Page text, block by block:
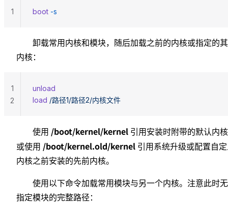
boot -s
1
卸载常用内核和模块，随后加载之前的内核或指定的
内核：
unload
load /路径1/路径2/内核文件
1
2
使用 /boot/kernel/kernel 引用安装时附带的默认内
或使用 /boot/kernel.old/kernel 引用系统升级或配置自
内核之前安装的先前内核。
使用以下命令加载常用模块与另一个内核。注意此时
指定模块的完整路径：